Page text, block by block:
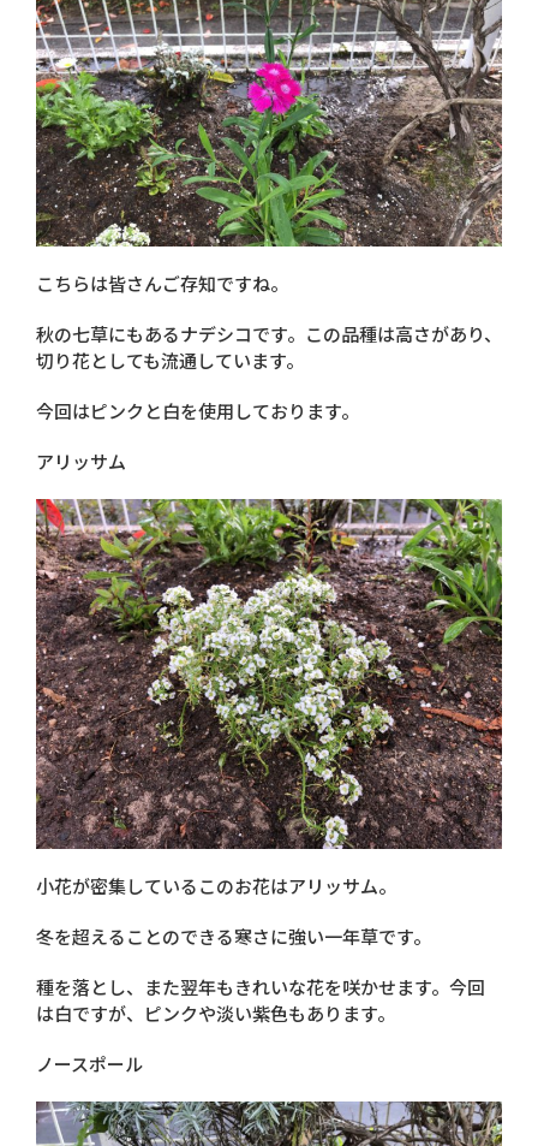
こちらは皆さんご存知ですね。
秋の七草にもあるナデシコです。この品種は高さがあり、
切り花としても流通しています。
今回はピンクと白を使用しております。
アリッサム
小花が密集しているこのお花はアリッサム。
冬を超えることのできる寒さに強い一年草です。
種を落とし、また翌年もきれいな花を咲かせます。今回
は白ですが、ピンクや淡い紫色もあります。
ノースポール